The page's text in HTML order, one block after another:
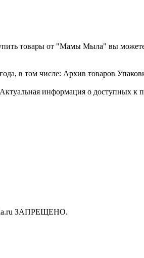
товары от "Мамы Мыла" вы
в том числе: Архив товаров
информация о доступных к
ЗАПРЕЩЕНО.